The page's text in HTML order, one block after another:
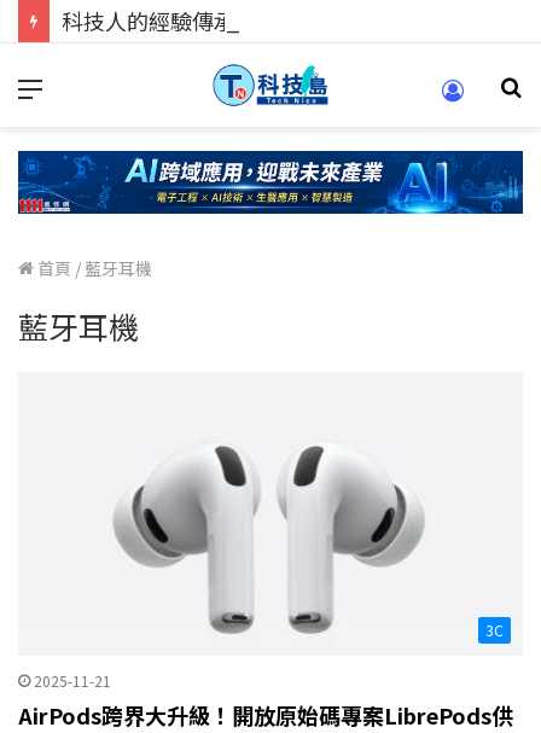
首頁 / 藍牙耳機
藍牙耳機
3C
2025-11-21
AirPods跨界大升級！開放原始碼專案LibrePods供